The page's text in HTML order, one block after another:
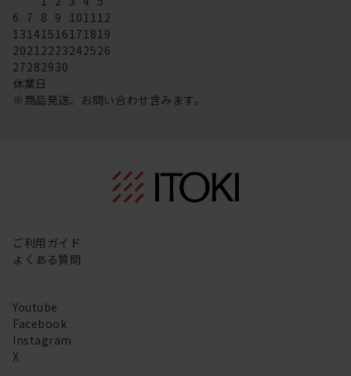
6 7 8 9 101112
13141516171819
20212223242526
27282930
休業日
※商品発送、お問い合わせ含みます。
ご利用ガイド
よくある質問
Youtube
Facebook
Instagram
X